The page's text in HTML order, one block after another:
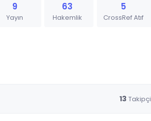
9
Yayın
63
Hakemlik
5
CrossRef Atıf
13 Takipçi